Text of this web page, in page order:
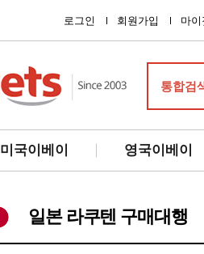
로그인 회원가입 마이
통합검
미국이베이 영국이베이
일본 라쿠텐 구매대행